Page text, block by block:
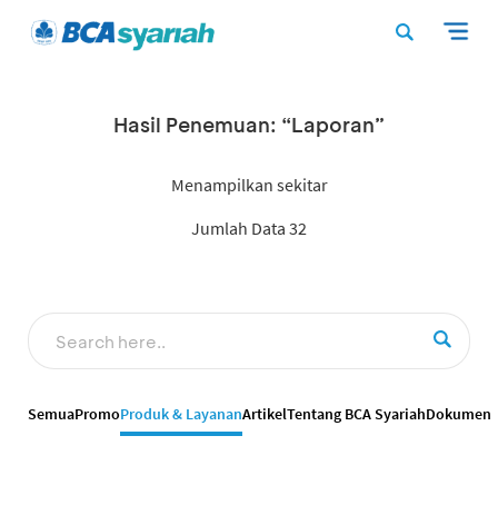
Hasil Penemuan: “Laporan”
Menampilkan sekitar
Jumlah Data 32
SemuaPromoProduk & LayananArtikelTentang BCA SyariahDokumen